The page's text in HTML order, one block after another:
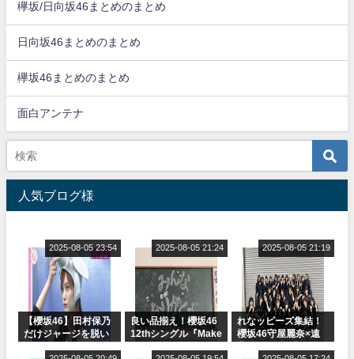
欅坂/日向坂46まとめのまとめ
日向坂46まとめのまとめ
欅坂46まとめのまとめ
面白アンテナ
人気ブログ様
【櫻坂46】田村保乃
だけジャージを脱い
2025-08-05 23:54
良い品揃え！櫻坂46
12thシングル『Make
2025-08-05 21:24
れなッピーズ集結！
櫻坂46守屋麗奈×遠
2025-08-05 21:19